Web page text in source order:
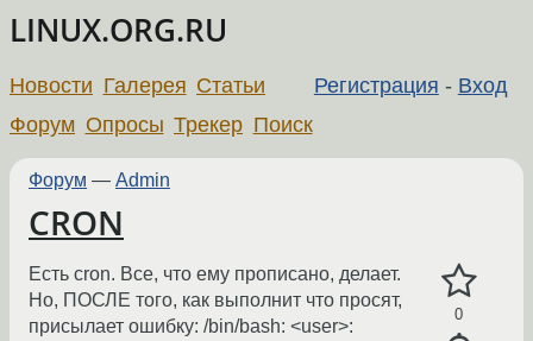
LINUX.ORG.RU
Регистрация - Вход
Новости Галерея Статьи
Форум Опросы Трекер Поиск
Форум — Admin
CRON
0
Есть cron. Все, что ему прописано, делает.
Но, ПОСЛЕ того, как выполнит что просят,
присылает ошибку: /bin/bash: <user>: